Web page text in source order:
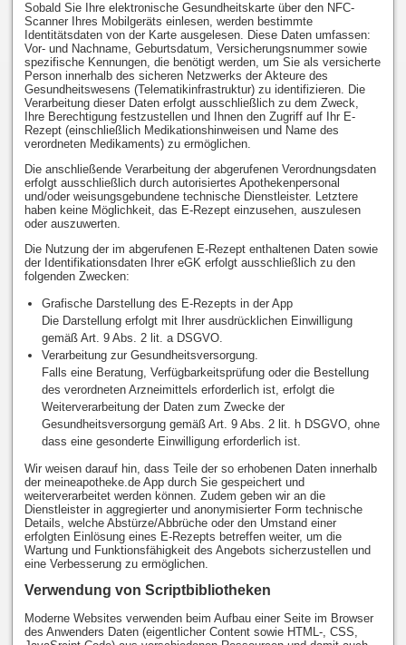
Sobald Sie Ihre elektronische Gesundheitskarte über den NFC-
Scanner Ihres Mobilgeräts einlesen, werden bestimmte
Identitätsdaten von der Karte ausgelesen. Diese Daten umfassen:
Vor- und Nachname, Geburtsdatum, Versicherungsnummer sowie
spezifische Kennungen, die benötigt werden, um Sie als versicherte
Person innerhalb des sicheren Netzwerks der Akteure des
Gesundheitswesens (Telematikinfrastruktur) zu identifizieren. Die
Verarbeitung dieser Daten erfolgt ausschließlich zu dem Zweck,
Ihre Berechtigung festzustellen und Ihnen den Zugriff auf Ihr E-
Rezept (einschließlich Medikationshinweisen und Name des
verordneten Medikaments) zu ermöglichen.
Die anschließende Verarbeitung der abgerufenen Verordnungsdaten
erfolgt ausschließlich durch autorisiertes Apothekenpersonal
und/oder weisungsgebundene technische Dienstleister. Letztere
haben keine Möglichkeit, das E-Rezept einzusehen, auszulesen
oder auszuwerten.
Die Nutzung der im abgerufenen E-Rezept enthaltenen Daten sowie
der Identifikationsdaten Ihrer eGK erfolgt ausschließlich zu den
folgenden Zwecken:
Grafische Darstellung des E-Rezepts in der App
Die Darstellung erfolgt mit Ihrer ausdrücklichen Einwilligung
gemäß Art. 9 Abs. 2 lit. a DSGVO.
Verarbeitung zur Gesundheitsversorgung.
Falls eine Beratung, Verfügbarkeitsprüfung oder die Bestellung
des verordneten Arzneimittels erforderlich ist, erfolgt die
Weiterverarbeitung der Daten zum Zwecke der
Gesundheitsversorgung gemäß Art. 9 Abs. 2 lit. h DSGVO, ohne
dass eine gesonderte Einwilligung erforderlich ist.
Wir weisen darauf hin, dass Teile der so erhobenen Daten innerhalb
der meineapotheke.de App durch Sie gespeichert und
weiterverarbeitet werden können. Zudem geben wir an die
Dienstleister in aggregierter und anonymisierter Form technische
Details, welche Abstürze/Abbrüche oder den Umstand einer
erfolgten Einlösung eines E-Rezepts betreffen weiter, um die
Wartung und Funktionsfähigkeit des Angebots sicherzustellen und
eine Verbesserung zu ermöglichen.
Verwendung von Scriptbibliotheken
Moderne Websites verwenden beim Aufbau einer Seite im Browser
des Anwenders Daten (eigentlicher Content sowie HTML-, CSS,